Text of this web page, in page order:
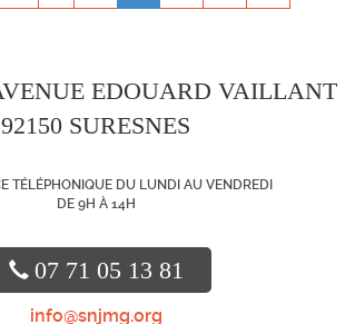
EDOUARD VAILLANT
92150 SURESNES
TÉLÉPHONIQUE DU LUNDI AU VENDREDI
DE 9H À 14H
07 71 05 13 81
info@snjmg.org